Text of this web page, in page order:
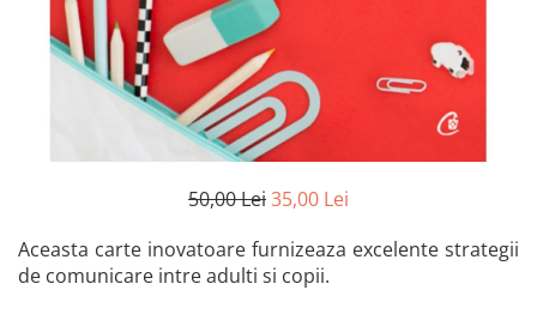
Spiritualitate
Știință și Tehnologie
Științe Politice
Științe Sociale si Umaniste
50,00 Lei35,00 Lei
Aceasta carte inovatoare furnizeaza excelente strategii
de comunicare intre adulti si copii.